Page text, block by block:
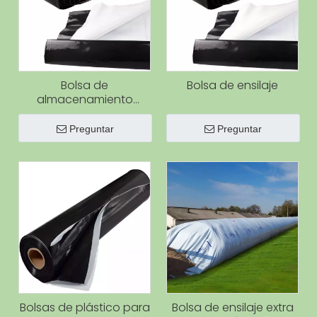
extruido
Bolsa de
almacenamiento
agrícola de polietileno
negro/blanco y negro,
bolsas de ensilaje de
grano de plástico
Preguntar
Bolsa de ensilaje
Preguntar
Bolsas de plástico para
Bolsa de ensilaje extra